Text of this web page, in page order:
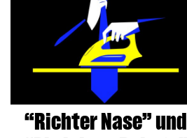
“Richter Nase” und